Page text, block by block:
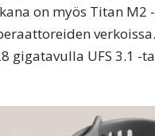
on myös Titan
gigatavulla UFS 3.1 -